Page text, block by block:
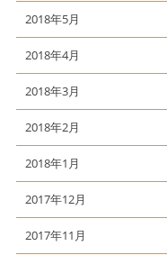
2018年5月
2018年4月
2018年3月
2018年2月
2018年1月
2017年12月
2017年11月